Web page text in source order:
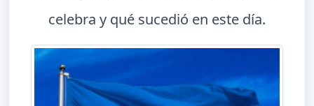
celebra y qué sucedió en este día.